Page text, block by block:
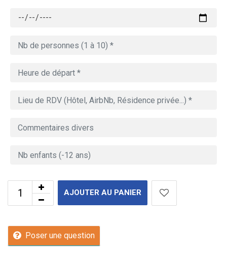
AJOUTER AU PANIER
Poser une question